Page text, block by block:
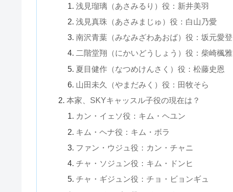
浅見瑠璃（あさみるり）役：新井美羽
浅見真珠（あさみまじゅ）役：白山乃愛
南沢青葉（みなみざわあおば）役：坂元愛登
二階堂翔（にかいどうしょう）役：柴崎楓雅
夏目健作（なつめけんさく）役：松藤史恩
山田未久（やまだみく）役：田牧そら
本家、SKYキャッスル子役の現在は？
カン・イェソ役：キム・ヘユン
キム・ヘナ役：キム・ボラ
ファン・ウジュ役：カン・チャニ
チャ・ソジュン役：キム・ドンヒ
チャ・ギジュン役：チョ・ビョンギュ